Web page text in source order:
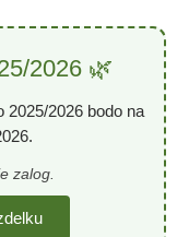
2026 🌿
2025/2026bodo na
zalog.